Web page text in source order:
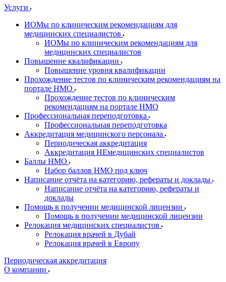
Услуги
ИОМы по клиническим рекомендациям для
медицинских специалистов
ИОМы по клиническим рекомендациям для
медицинских специалистов
Повышение квалификации
Повышение уровня квалификации
Прохождение тестов по клиническим рекомендациям на
портале НМО
Прохождение тестов по клиническим
рекомендациям на портале НМО
Профессиональная переподготовка
Профессиональная переподготовка
Аккредитация медицинского персонала
Периодическая аккредитация
Аккредитация НЕмедицинских специалистов
Баллы НМО
Набор баллов НМО под ключ
Написание отчёта на категорию, рефераты и доклады
Написание отчёта на категорию, рефераты и
доклады
Помощь в получении медицинской лицензии
Помощь в получении медицинской лицензии
Релокация медицинских специалистов
Релокация врачей в Дубай
Релокация врачей в Европу
Периодическая аккредитация
О компании